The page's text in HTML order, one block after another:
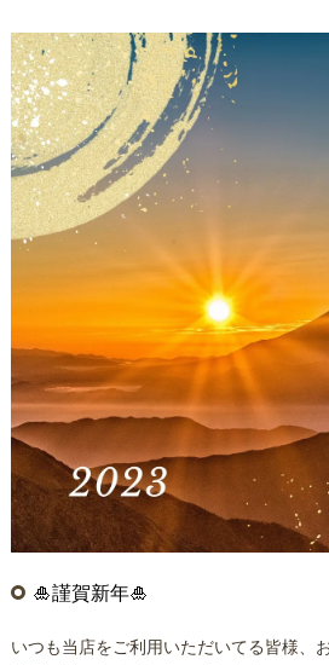
🎍謹賀新年🎍
いつも当店をご利用いただいてる皆様、